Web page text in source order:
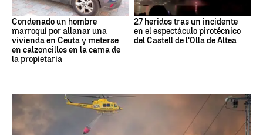
Condenado un hombre
marroquí por allanar una
vivienda en Ceuta y meterse
en calzoncillos en la cama de
la propietaria
27 heridos tras un incidente
en el espectáculo pirotécnico
del Castell de l'Olla de Altea